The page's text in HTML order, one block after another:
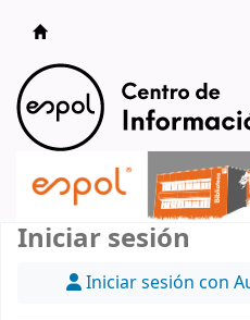
Catálogo en línea
Iniciar sesión
Iniciar sesión con